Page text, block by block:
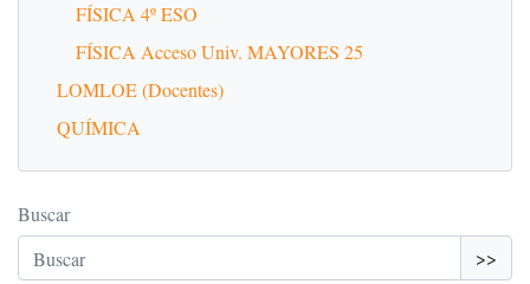
FÍSICA 4º ESO
FÍSICA Acceso Univ. MAYORES 25
LOMLOE (Docentes)
QUÍMICA
Buscar
>>